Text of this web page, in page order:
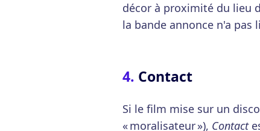
décor à proximité du lieu
la bande annonce n'a pas
Contact
Si le film mise sur un
« moralisateur »), Contact